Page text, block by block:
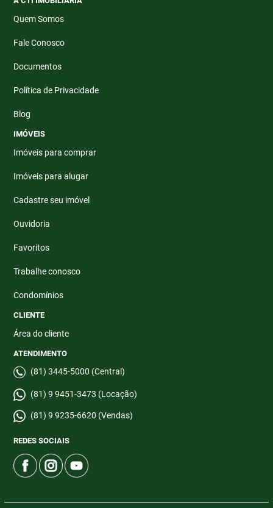
Quem Somos
Fale Conosco
Documentos
Política de Privacidade
Blog
IMÓVEIS
Imóveis para comprar
Imóveis para alugar
Cadastre seu imóvel
Ouvidoria
Favoritos
Trabalhe conosco
Condomínios
CLIENTE
Área do cliente
ATENDIMENTO
(81) 3445-5000 (Central)
(81) 9 9451-3473 (Locação)
(81) 9 9235-6620 (Vendas)
REDES SOCIAIS